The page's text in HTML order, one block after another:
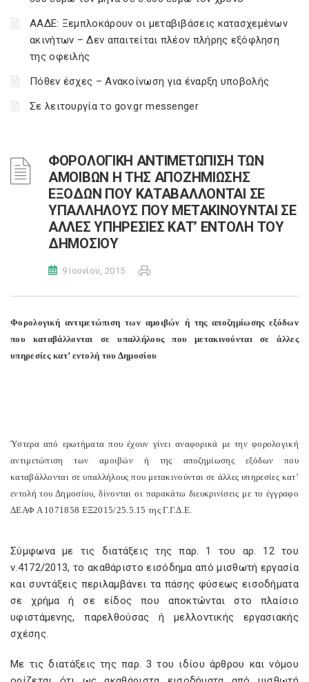
ΑΑΔΕ: Ξεμπλοκάρουν οι μεταβιβάσεις κατασχεμένων
ακινήτων – Δεν απαιτείται πλέον πλήρης εξόφληση
της οφειλής
Πόθεν έσχες – Ανακοίνωση για έναρξη υποβολής
Σε λειτουργία το gov.gr messenger
ΦΟΡΟΛΟΓΙΚΗ ΑΝΤΙΜΕΤΩΠΙΣΗ ΤΩΝ
ΑΜΟΙΒΩΝ Η ΤΗΣ ΑΠΟΖΗΜΙΩΣΗΣ
ΕΞΟΔΩΝ ΠΟΥ ΚΑΤΑΒΑΛΛΟΝΤΑΙ ΣΕ
ΥΠΑΛΛΗΛΟΥΣ ΠΟΥ ΜΕΤΑΚΙΝΟΥΝΤΑΙ ΣΕ
ΑΛΛΕΣ ΥΠΗΡΕΣΙΕΣ ΚΑΤ’ ΕΝΤΟΛΗ ΤΟΥ
ΔΗΜΟΣΙΟΥ
9 Ιουνίου, 2015
Φορολογική αντιμετώπιση των αμοιβών ή της αποζημίωσης εξόδων
που καταβάλλονται σε υπαλλήλους που μετακινούνται σε άλλες
υπηρεσίες κατ’ εντολή του Δημοσίου
Ύστερα από ερωτήματα που έχουν γίνει αναφορικά με την φορολογική
αντιμετώπιση των αμοιβών ή της αποζημίωσης εξόδων που
καταβάλλονται σε υπαλλήλους που μετακινούνται σε άλλες υπηρεσίες κατ’
εντολή του Δημοσίου, δίνονται οι παρακάτω διευκρινίσεις με το έγγραφο
ΔΕΑΦ Α 1071858 ΕΞ2015/25.5.15 της Γ.Γ.Δ.Ε.
Σύμφωνα με τις διατάξεις της παρ. 1 του αρ. 12 του
ν.4172/2013, το ακαθάριστο εισόδημα από μισθωτή εργασία
και συντάξεις περιλαμβάνει τα πάσης φύσεως εισοδήματα
σε χρήμα ή σε είδος που αποκτώνται στο πλαίσιο
υφιστάμενης, παρελθούσας ή μελλοντικής εργασιακής
σχέσης.
Με τις διατάξεις της παρ. 3 του ιδίου άρθρου και νόμου